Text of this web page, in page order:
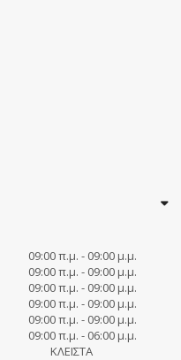
09:00 π.μ. - 09:00 μ.μ.
09:00 π.μ. - 09:00 μ.μ.
09:00 π.μ. - 09:00 μ.μ.
09:00 π.μ. - 09:00 μ.μ.
09:00 π.μ. - 09:00 μ.μ.
09:00 π.μ. - 06:00 μ.μ.
ΚΛΕΙΣΤΑ